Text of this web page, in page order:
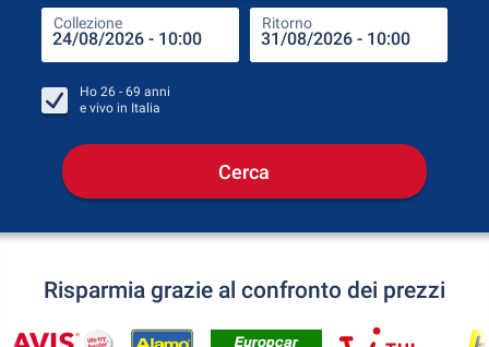
Collezione Ritorno
Ho 26 - 69 anni
e vivo in Italia
Cerca
Risparmia grazie al confronto dei prezzi